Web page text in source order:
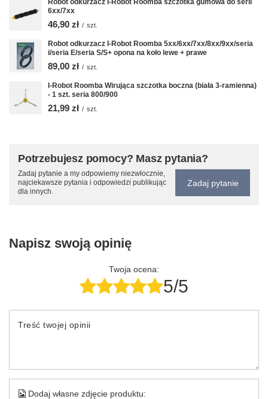
Robot odkurzacz I-Robot Roomba szczotka gumowa do serii
6xx/7xx
46,90 zł / szt.
Robot odkurzacz I-Robot Roomba 5xx/6xx/7xx/8xx/9xx/seria
i/seria E/seria S/S+ opona na koło lewe + prawe
89,00 zł / szt.
I-Robot Roomba Wirująca szczotka boczna (biała 3-ramienna)
- 1 szt. seria 800/900
21,99 zł / szt.
Potrzebujesz pomocy? Masz pytania?
Zadaj pytanie a my odpowiemy niezwłocznie,
najciekawsze pytania i odpowiedzi publikując
dla innych.
Zadaj pytanie
Napisz swoją opinię
Twoja ocena:
5/5
Treść twojej opinii
Dodaj własne zdjęcie produktu: